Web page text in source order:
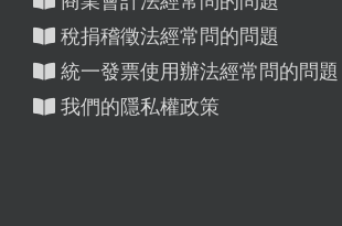
稅捐稽徵法經常問的問題
統一發票使用辦法經常問的問題
我們的隱私權政策